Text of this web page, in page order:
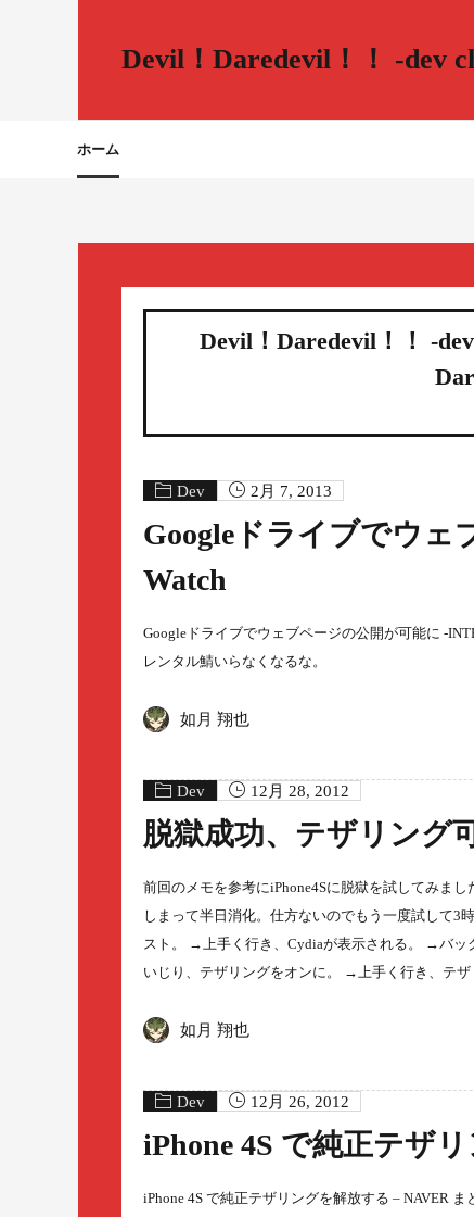
Devil！Daredevil！！ -dev
ホーム
Devil！Daredevil！！ -
Dev 2月 7, 2013
Googleドライブでウェ
Watch
Googleドライブでウェブページの公開が可能に -
レンタル鯖いらなくなるな。
如月 翔也
Dev 12月 28, 2012
脱獄成功、テザリング
前回のメモを参考にiPhone4Sに脱獄を試してみま
しまって半日消化。仕方ないのでもう一度試して3
スト。 →上手く行き、Cydiaが表示される。 →バッ
いじり、テザリングをオンに。 →上手く行き、テ
如月 翔也
Dev 12月 26, 2012
iPhone 4S で純正テザ
iPhone 4S で純正テザリングを解放する – NAVER